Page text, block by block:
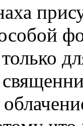
только